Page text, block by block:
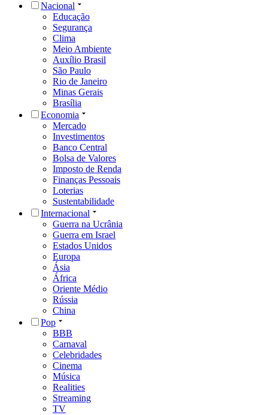
Nacional
Educação
Segurança
Clima
Meio Ambiente
Auxílio Brasil
São Paulo
Rio de Janeiro
Minas Gerais
Brasília
Economia
Mercado
Investimentos
Banco Central
Bolsa de Valores
Imposto de Renda
Finanças Pessoais
Loterias
Sustentabilidade
Internacional
Guerra na Ucrânia
Guerra em Israel
Estados Unidos
Europa
Ásia
África
Oriente Médio
Rússia
China
Pop
BBB
Carnaval
Celebridades
Cinema
Música
Realities
Streaming
TV